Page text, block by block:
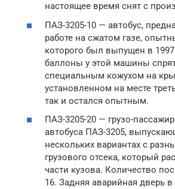
настоящее время снят с
ПАЗ-3205-10 — автобус,
работе на сжатом газе,
которого был выпущен в
баллоны у этой машины
специальным кожухом на
установленном на месте
так и остался опытным.
ПАЗ-3205-20 — грузо-
автобуса ПАЗ-3205,
нескольких вариантах с
грузового отсека, который
части кузова. Количество
16. Задняя аварийная дверь в